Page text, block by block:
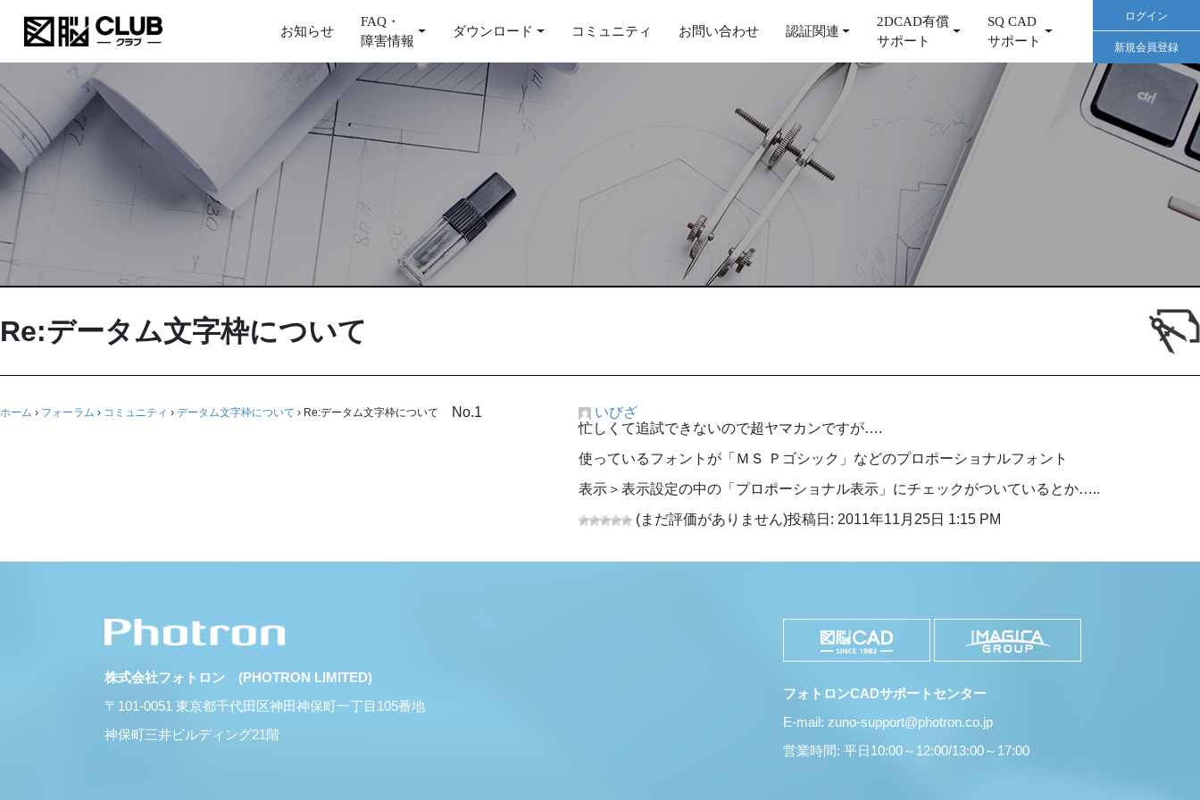
お知らせ
FAQ・
障害情報
ダウンロード コミュニティ お問い合わせ 認証関連
2DCAD有償
サポート
SQ CAD
サポート
ログイン
新規会員登録
Re:データム文字枠について
ホーム › フォーラム › コミュニティ › データム文字枠について › Re:データム文字枠について No.1
いびざ
忙しくて追試できないので超ヤマカンですが….
使っているフォントが「ＭＳ Ｐゴシック」などのプロポーショナルフォント
表示＞表示設定の中の「プロポーショナル表示」にチェックがついているとか…..
(まだ評価がありません)投稿日: 2011年11月25日 1:15 PM
株式会社フォトロン (PHOTRON LIMITED)
〒101-0051 東京都千代田区神田神保町一丁目105番地
神保町三井ビルディング21階
フォトロンCADサポートセンター
E-mail: zuno-support@photron.co.jp
営業時間: 平日10:00～12:00/13:00～17:00